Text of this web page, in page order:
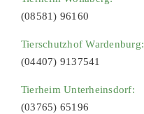
(08581) 96160
Tierschutzhof Wardenburg:
(04407) 9137541
Tierheim Unterheinsdorf:
(03765) 65196